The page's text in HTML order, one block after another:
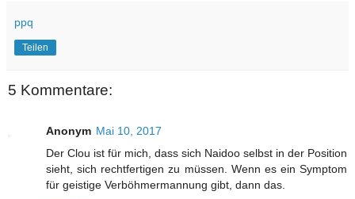
ppq
Teilen
5 Kommentare:
Anonym Mai 10, 2017
Der Clou ist für mich, dass sich Naidoo selbst in der Position
sieht, sich rechtfertigen zu müssen. Wenn es ein Symptom
für geistige Verböhmermannung gibt, dann das.